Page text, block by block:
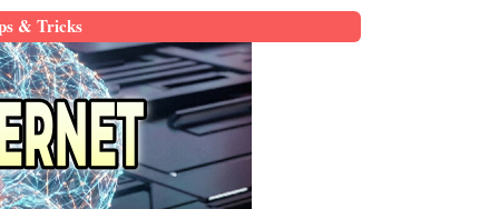
& Tricks